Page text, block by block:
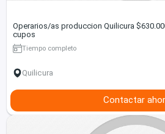
Operarios/as produccion Quilicura $630.000, colacion y bus /
cupos
Tiempo completo
Quilicura
Contactar